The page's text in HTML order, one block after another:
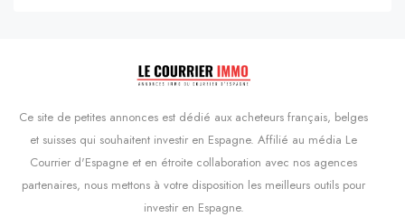
Ce site de petites annonces est dédié aux acheteurs français, belges
et suisses qui souhaitent investir en Espagne. Affilié au média Le
Courrier d'Espagne et en étroite collaboration avec nos agences
partenaires, nous mettons à votre disposition les meilleurs outils pour
investir en Espagne.